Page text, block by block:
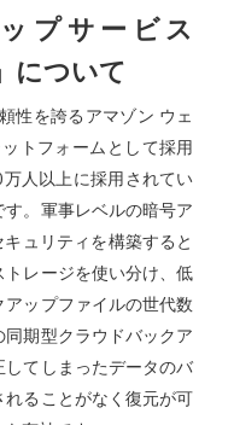
プサービス
について
性を誇るアマゾン ウェ
トフォームとして採用
人以上に採用されてい
。軍事レベルの暗号ア
ュリティを構築すると
レージを使い分け、低
ップファイルの世代数
期型クラウドバックア
てしまったデータのバ
ることがなく復元が可